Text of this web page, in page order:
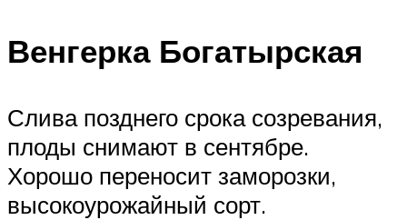
Венгерка Богатырская
Слива позднего срока созревания,
плоды снимают в сентябре.
Хорошо переносит заморозки,
высокоурожайный сорт.